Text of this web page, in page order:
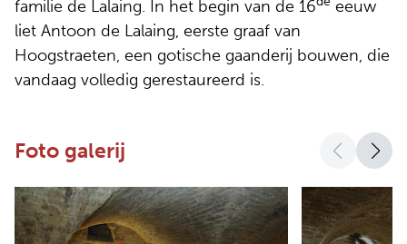
familie de Lalaing. In het begin van de 16
eeuw
liet Antoon de Lalaing, eerste graaf van
Hoogstraeten, een gotische gaanderij bouwen, die
vandaag volledig gerestaureerd is.
Foto galerij